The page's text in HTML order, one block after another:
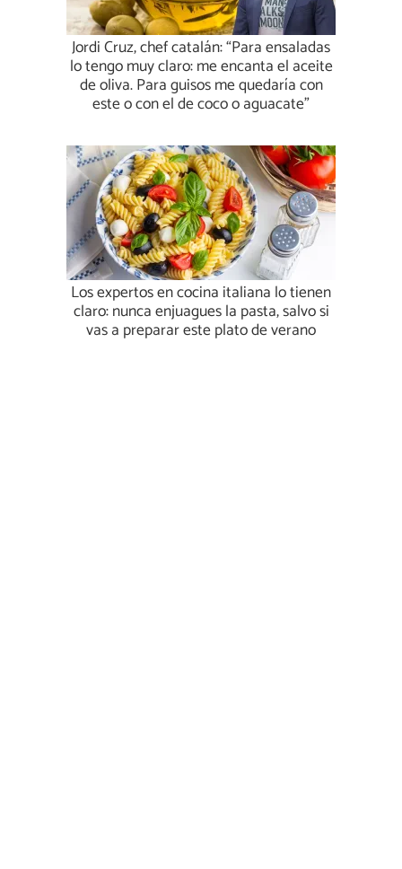
Jordi Cruz, chef catalán: “Para ensaladas
lo tengo muy claro: me encanta el aceite
de oliva. Para guisos me quedaría con
este o con el de coco o aguacate”
Los expertos en cocina italiana lo tienen
claro: nunca enjuagues la pasta, salvo si
vas a preparar este plato de verano